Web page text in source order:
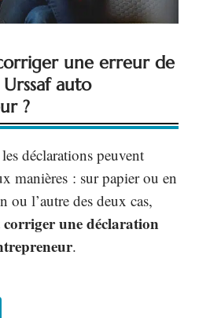
une erreur de
auto
?
déclarations peuvent
manières : sur papier ou en
ou l’autre des deux cas,
corriger une déclaration
.